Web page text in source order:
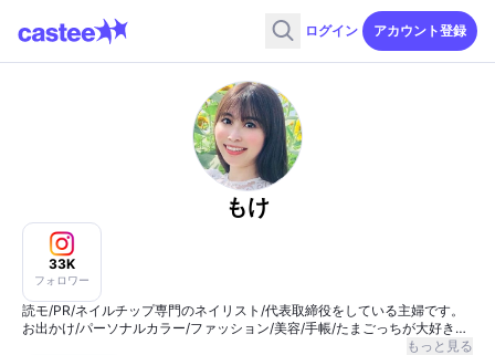
ログイン アカウント登録
もけ
33K
フォロワー
読モ/PR/ネイルチップ専門のネイリスト/代表取締役をしている主婦です。
お出かけ/パーソナルカラー/ファッション/美容/手帳/たまごっちが大好きで
もっと見る